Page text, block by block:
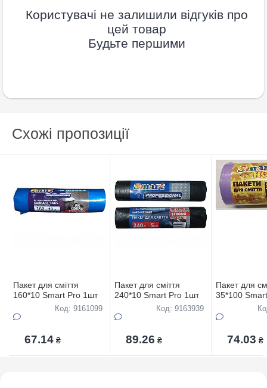
Користувачі не залишили відгуків про
цей товар
Будьте першими
Схожі пропозиції
Пакет для сміття
160*10 Smart Pro 1шт
Код: 9161099
67.14 ₴
Пакет для сміття
240*10 Smart Pro 1шт
Код: 9163939
89.26 ₴
Пакет для
35*100
74.03 ₴